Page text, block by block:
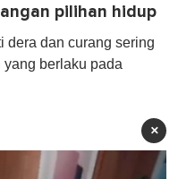
pilihan hidup
dera dan curang sering
berlaku pada
×